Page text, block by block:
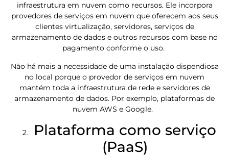
infraestrutura em nuvem como recursos. Ele incorpora
provedores de serviços em nuvem que oferecem aos seus
clientes virtualização, servidores, serviços de
armazenamento de dados e outros recursos com base no
pagamento conforme o uso.
Não há mais a necessidade de uma instalação dispendiosa
no local porque o provedor de serviços em nuvem
mantém toda a infraestrutura de rede e servidores de
armazenamento de dados. Por exemplo, plataformas de
nuvem AWS e Google.
Plataforma como serviço
(PaaS)